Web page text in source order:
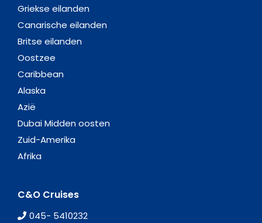
Griekse eilanden
Canarische eilanden
Britse eilanden
Oostzee
Caribbean
Alaska
Azië
Dubai Midden oosten
Zuid-Amerika
Afrika
C&O Cruises
045- 5410232